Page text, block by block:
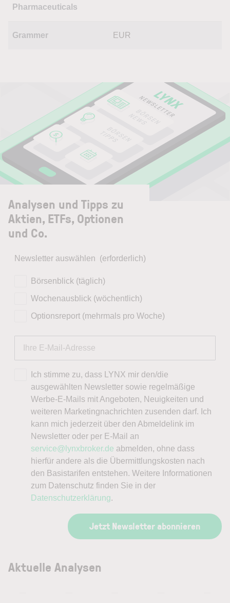
Pharmaceuticals
Grammer EUR
Analysen und Tipps zu
Aktien, ETFs, Optionen
und Co.
Newsletter auswählen (erforderlich)
Börsenblick (täglich)
Wochenausblick (wöchentlich)
Optionsreport (mehrmals pro Woche)
Ich stimme zu, dass LYNX mir den/die
ausgewählten Newsletter sowie regelmäßige
Werbe-E-Mails mit Angeboten, Neuigkeiten und
weiteren Marketingnachrichten zusenden darf. Ich
kann mich jederzeit über den Abmeldelink im
Newsletter oder per E-Mail an
service@lynxbroker.de abmelden, ohne dass
hierfür andere als die Übermittlungskosten nach
den Basistarifen entstehen. Weitere Informationen
zum Datenschutz finden Sie in der
Datenschutzerklärung.
Jetzt Newsletter abonnieren
Aktuelle Analysen